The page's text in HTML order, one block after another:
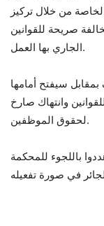
من خلال تركيز
البحيرة 2، في مخالفة صريحة للقوانين
الجاري بها العمل.
سيفتح أمامها
وانتهاك صارخ
لحقوق الموظفين.
باللجوء للمحكمة